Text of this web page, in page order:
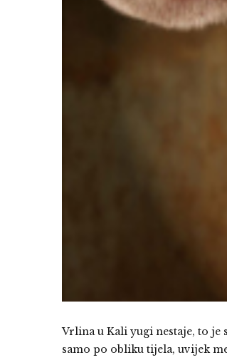
Vrlina u Kali yugi nestaje, to
samo po obliku tijela, uvijek